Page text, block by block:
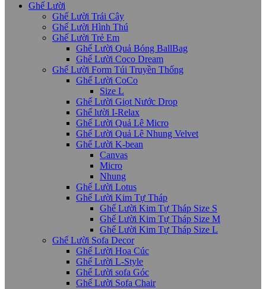
Ghế Lười
Ghế Lười Trái Cây
Ghế Lười Hình Thú
Ghế Lười Trẻ Em
Ghế Lười Quả Bóng BallBag
Ghế Lười Coco Dream
Ghế Lười Form Túi Truyền Thống
Ghế Lười CoCo
Size L
Ghế Lười Giọt Nước Drop
Ghế lười I-Relax
Ghế Lười Quả Lê Micro
Ghế Lười Quả Lê Nhung Velvet
Ghế Lười K-bean
Canvas
Micro
Nhung
Ghế Lười Lotus
Ghế Lười Kim Tự Tháp
Ghế Lười Kim Tự Tháp Size S
Ghế Lười Kim Tự Tháp Size M
Ghế Lười Kim Tự Tháp Size L
Ghế Lười Sofa Decor
Ghế Lười Hoa Cúc
Ghế Lười L-Style
Ghế Lười sofa Góc
Ghế Lười Sofa Chair